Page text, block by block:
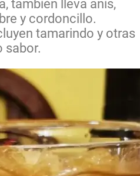
también lleva anís,
y cordoncillo.
tamarindo y otras
sabor.